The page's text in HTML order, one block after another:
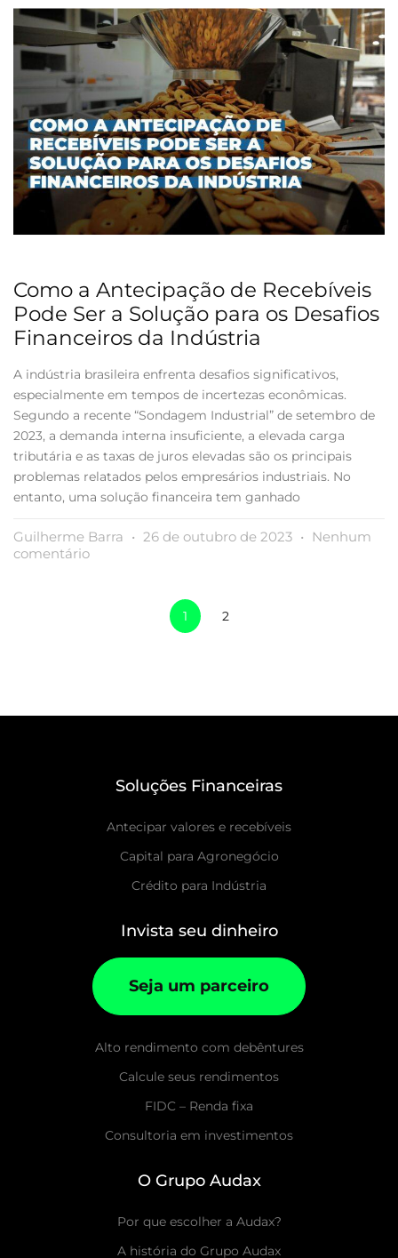
Como a Antecipação de Recebíveis
Pode Ser a Solução para os Desafios
Financeiros da Indústria
A indústria brasileira enfrenta desafios significativos,
especialmente em tempos de incertezas econômicas.
Segundo a recente “Sondagem Industrial” de setembro de
2023, a demanda interna insuficiente, a elevada carga
tributária e as taxas de juros elevadas são os principais
problemas relatados pelos empresários industriais. No
entanto, uma solução financeira tem ganhado
Guilherme Barra 26 de outubro de 2023
Nenhum
comentário
1 2
Soluções Financeiras
Antecipar valores e recebíveis
Capital para Agronegócio
Crédito para Indústria
Invista seu dinheiro
Seja um parceiro
Alto rendimento com debêntures
Calcule seus rendimentos
FIDC – Renda fixa
Consultoria em investimentos
O Grupo Audax
Por que escolher a Audax?
A história do Grupo Audax